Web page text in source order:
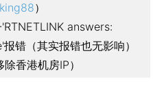
）
answers:
错（其实报错也无影响）
香港机房IP）